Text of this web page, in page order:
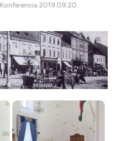
Konferencia 2019.09.20.